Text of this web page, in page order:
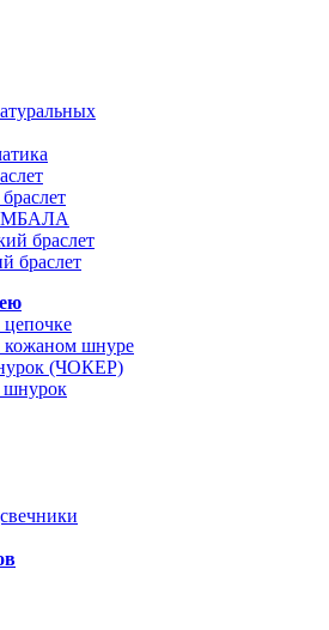
браслет
браслет
кожаном шнуре
(ЧОКЕР)
шнурок